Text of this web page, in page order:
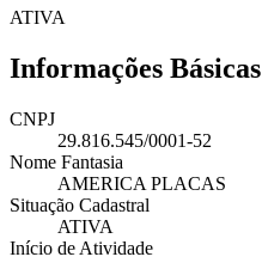
ATIVA
Informações Básicas
CNPJ
29.816.545/0001-52
Nome Fantasia
AMERICA PLACAS
Situação Cadastral
ATIVA
Início de Atividade